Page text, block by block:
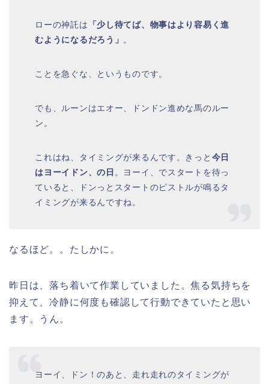
ローの神託は 「少し待てば、物事はより容易く進
むようになるだろう」 。
ことを急ぐな、というものです。
でも、ルーンはエオー、ドンドン進めな馬のルー
ン。
これはね、タイミングが来るんです。きっと 今日
はヨーイドン、の日 。ヨーイ、でスタートを待っ
ていると、ドンっとスタートのピストルが鳴るタ
イミングが来るんですね。
なるほど。。たしかに。
昨日は、落ち着いて作業していました。焦る気持ちを
抑えて、冷静に何度も確認して行動できていたと思い
ます。うん。
ヨーイ、ドン！のあと、走れ走れのタイミングが